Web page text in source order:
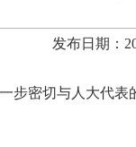
发布日期：
步密切与人大代表